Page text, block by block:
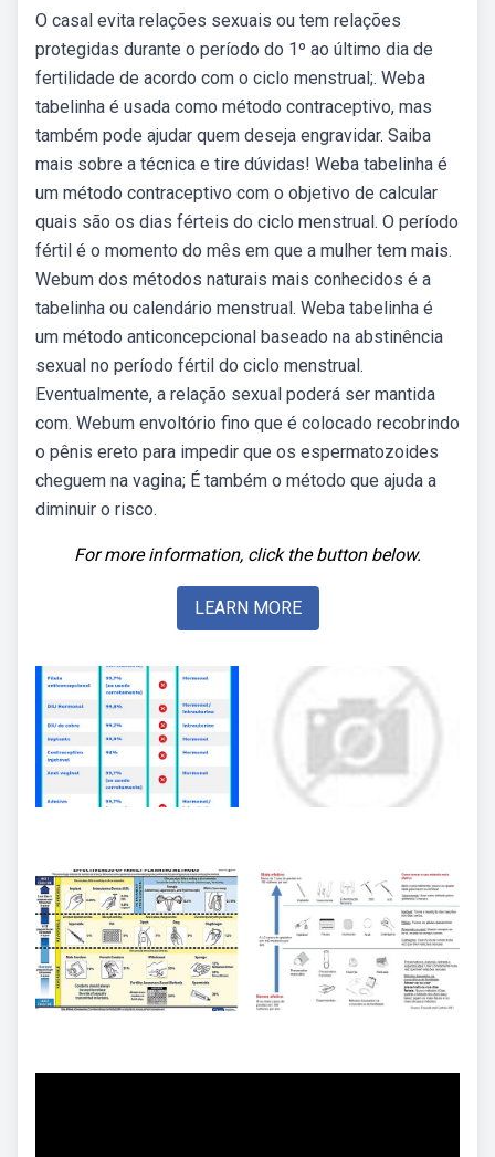
O casal evita relações sexuais ou tem relações
protegidas durante o período do 1º ao último dia de
fertilidade de acordo com o ciclo menstrual;. Weba
tabelinha é usada como método contraceptivo, mas
também pode ajudar quem deseja engravidar. Saiba
mais sobre a técnica e tire dúvidas! Weba tabelinha é
um método contraceptivo com o objetivo de calcular
quais são os dias férteis do ciclo menstrual. O período
fértil é o momento do mês em que a mulher tem mais.
Webum dos métodos naturais mais conhecidos é a
tabelinha ou calendário menstrual. Weba tabelinha é
um método anticoncepcional baseado na abstinência
sexual no período fértil do ciclo menstrual.
Eventualmente, a relação sexual poderá ser mantida
com. Webum envoltório fino que é colocado recobrindo
o pênis ereto para impedir que os espermatozoides
cheguem na vagina; É também o método que ajuda a
diminuir o risco.
For more information, click the button below.
LEARN MORE